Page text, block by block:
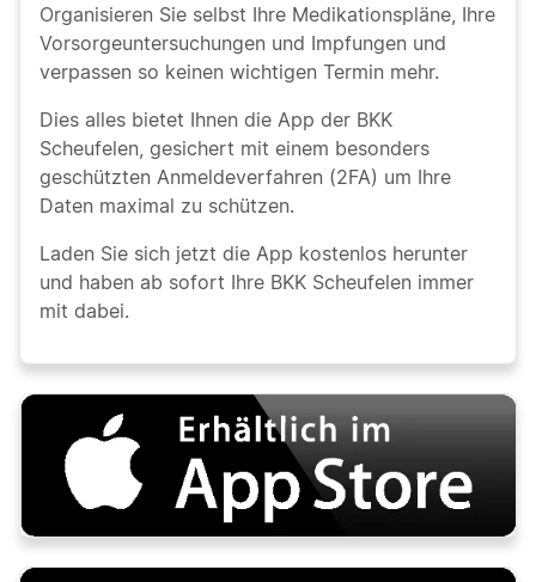
Organisieren Sie selbst Ihre Medikationspläne, Ihre
Vorsorgeuntersuchungen und Impfungen und
verpassen so keinen wichtigen Termin mehr.
Dies alles bietet Ihnen die App der BKK
Scheufelen, gesichert mit einem besonders
geschützten Anmeldeverfahren (2FA) um Ihre
Daten maximal zu schützen.
Laden Sie sich jetzt die App kostenlos herunter
und haben ab sofort Ihre BKK Scheufelen immer
mit dabei.